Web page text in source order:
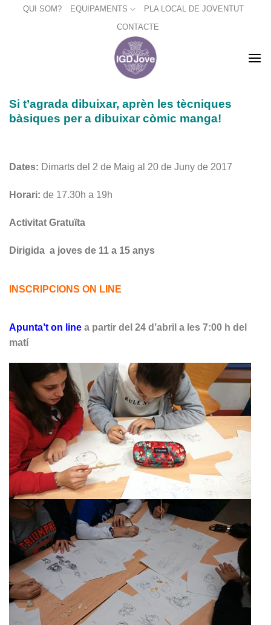
QUI SOM? EQUIPAMENTS
PLA LOCAL DE JOVENTUT
CONTACTE
Si t’agrada dibuixar, aprèn les tècniques
bàsiques per a dibuixar còmic manga!
Dates: Dimarts del 2 de Maig al 20 de Juny de 2017
Horari: de 17.30h a 19h
Activitat Gratuïta
Dirigida a joves de 11 a 15 anys
INSCRIPCIONS ON LINE
Apunta’t on line a partir del 24 d’abril a les 7:00 h del
matí